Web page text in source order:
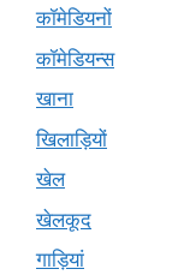
कॉमेडियनों
कॉमेडियन्स
खाना
खिलाड़ियों
खेल
खेलकूद
गाड़ियां